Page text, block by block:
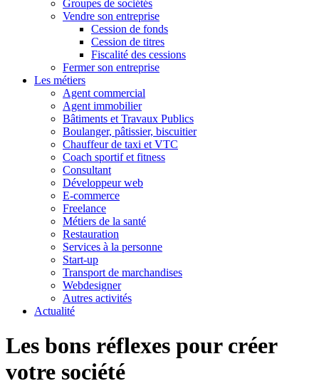
Groupes de sociétés
Vendre son entreprise
Cession de fonds
Cession de titres
Fiscalité des cessions
Fermer son entreprise
Les métiers
Agent commercial
Agent immobilier
Bâtiments et Travaux Publics
Boulanger, pâtissier, biscuitier
Chauffeur de taxi et VTC
Coach sportif et fitness
Consultant
Développeur web
E-commerce
Freelance
Métiers de la santé
Restauration
Services à la personne
Start-up
Transport de marchandises
Webdesigner
Autres activités
Actualité
Les bons réflexes pour créer
votre société